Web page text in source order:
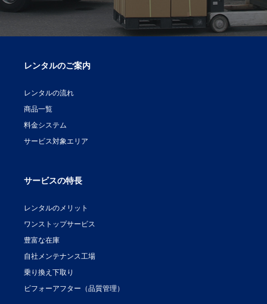
レンタルのご案内
レンタルの流れ
商品一覧
料金システム
サービス対象エリア
サービスの特長
レンタルのメリット
ワンストップサービス
豊富な在庫
自社メンテナンス工場
乗り換え下取り
ビフォーアフター（品質管理）